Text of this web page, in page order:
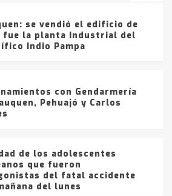
se vendió el edificio de
fue la planta Industrial del
Indio Pampa
con Gendarmería
Pehuajó y Carlos
de los adolescentes
que fueron
del fatal accidente
del lunes